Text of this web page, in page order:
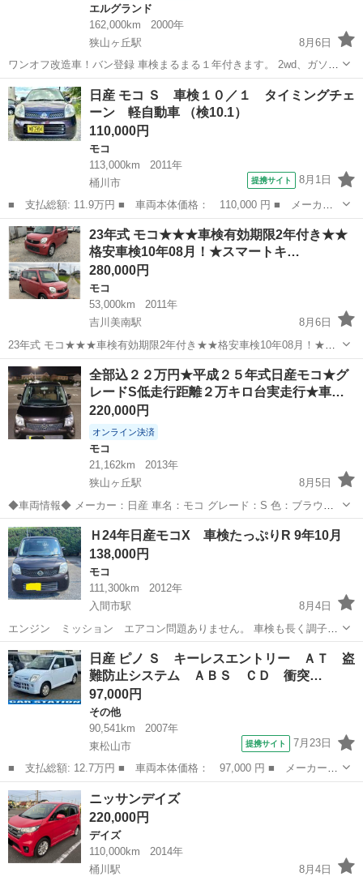
エルグランド
162,000km
2000年
狭山ヶ丘駅
8月6日
ワンオフ改造車！バン登録 車検まるまる１年付きます。 2wd、ガソリ
ン車です。 内装ワンオフキャンピングカー。 延長スーパーロング仕様
日本に数台！ 余裕の車中泊！ 20系ハイエースディーゼル交換 可能で
す。 値下...
埼玉 入間市 狭山ヶ丘駅 エルグランド ワンオフ
日産 モコ Ｓ 車検１０／１ タイミングチェ
ーン 軽自動車 （検10.1）
110,000円
モコ
113,000km
2011年
桶川市
提携サイト 8月1日
■ 支払総額: 11.9万円 ■ 車両本体価格： 110,000 円 ■ メーカー
名： 日産 ■ 車種名： モコ ■ グレード名： Ｓ 車検１０／
１ タイミングチェーン 軽自動車 ■ 排気量： 660cc ■ ドア枚
数： ...
埼玉 桶川市 モコ
23年式 モコ★★★車検有効期限2年付き★★
格安車検10年08月！★スマートキ…
280,000円
モコ
53,000km
2011年
吉川美南駅
8月6日
23年式 モコ★★★車検有効期限2年付き★★格安車検10年08月！★ス
マートキー★ナビゲーション お気軽にお問い合わせください。
https://photos.app.goo.gl/rEb54f1B4Qg4ocE...
埼玉 三郷市 吉川美南駅 モコ スマート
全部込２２万円★平成２５年式日産モコ★グ
レードS低走行距離２万キロ台実走行★車…
220,000円
オンライン決済
モコ
21,162km
2013年
狭山ヶ丘駅
8月5日
◆車両情報◆ メーカー：日産 車名：モコ グレード：S 色：ブラウン
型式：DBA-MG33S 年式：平成25年6月 車検：令和10年7月 走行距
離：21162キロ（出品時）実走行距離 鍵本数：純正キー2本（キーレス
使用でき...
埼玉 所沢市 狭山ヶ丘駅
Ｈ24年日産モコX 車検たっぷりR 9年10月
138,000円
モコ
111,300km
2012年
入間市駅
8月4日
エンジン ミッション エアコン問題ありません。 車検も長く調子の
良いお車ですので大変お得だと思います。 (外装) 小キズ小凹みタッチ
ペン跡などありますがキレイです。 ルーフに少し色褪せなどあります
が艶もありキレイだと思います...
埼玉 入間市 入間市駅 モコ
日産 ピノ Ｓ キーレスエントリー ＡＴ 盗
難防止システム ＡＢＳ ＣＤ 衝突…
97,000円
その他
90,541km
2007年
東松山市
提携サイト 7月23日
■ 支払総額: 12.7万円 ■ 車両本体価格： 97,000 円 ■ メーカー
名： 日産 ■ 車種名： ピノ ■ グレード名： Ｓ キーレスエン
トリー ＡＴ 盗難防止システム ＡＢＳ ＣＤ 衝突安全ボディ
エアコン パワ...
埼玉 東松山市 その他
ニッサンデイズ
220,000円
デイズ
110,000km
2014年
桶川駅
8月4日